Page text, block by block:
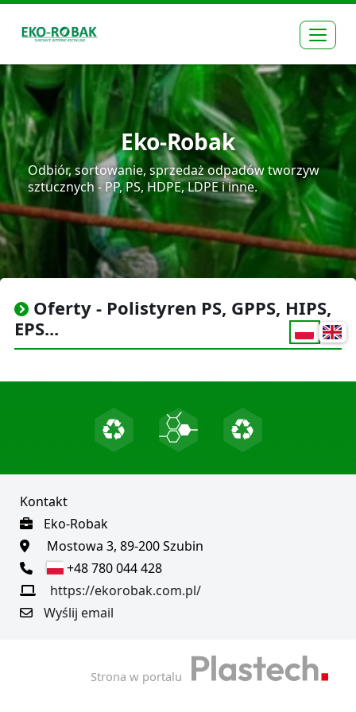
Eko-Robak
Odbiór, sortowanie, sprzedaż odpadów tworzyw
sztucznych - PP, PS, HDPE, LDPE i inne.
Oferty - Polistyren PS, GPPS, HIPS,
EPS...
Kontakt
Eko-Robak
Mostowa 3, 89-200 Szubin
+48 780 044 428
https://ekorobak.com.pl/
Wyślij email
Strona w portalu